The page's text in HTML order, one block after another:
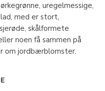
uregelmessige,
med er stort,
skålformete
noen få sammen på
om jordbærblomster.